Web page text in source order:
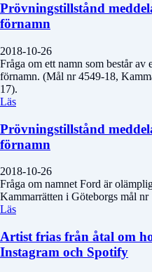
Prövningstillstånd
förnamn
2018-10-26
Fråga om ett namn som består
förnamn. (Mål nr 4549-18,
17).
Läs
Prövningstillstånd
förnamn
2018-10-26
Fråga om namnet Ford är
Kammarrätten i Göteborgs mål nr
Läs
Artist frias från åtal om
Instagram och Spotify